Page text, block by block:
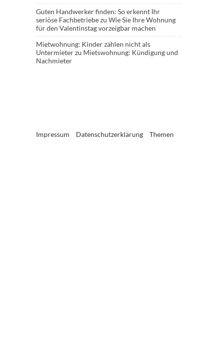
Guten Handwerker finden: So erkennt Ihr
seriöse Fachbetriebezu Wie Sie Ihre Wohnung
für den Valentinstag vorzeigbar machen
Mietwohnung: Kinder zählen nicht als
Untermieterzu Mietswohnung: Kündigung und
Nachmieter
Impressum Datenschutzerklärung Themen